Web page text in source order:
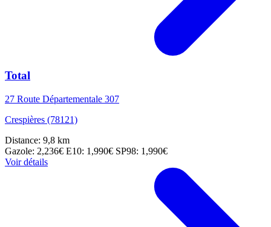
Total
27 Route Départementale 307
Crespières (78121)
Distance: 9,8 km
Gazole: 2,236€ E10: 1,990€ SP98: 1,990€
Voir détails